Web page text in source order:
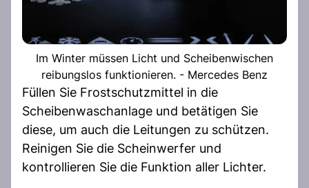
Im Winter müssen Licht und Scheibenwischen
reibungslos funktionieren. - Mercedes Benz
Füllen Sie Frostschutzmittel in die
Scheibenwaschanlage und betätigen Sie
diese, um auch die Leitungen zu schützen.
Reinigen Sie die Scheinwerfer und
kontrollieren Sie die Funktion aller Lichter.